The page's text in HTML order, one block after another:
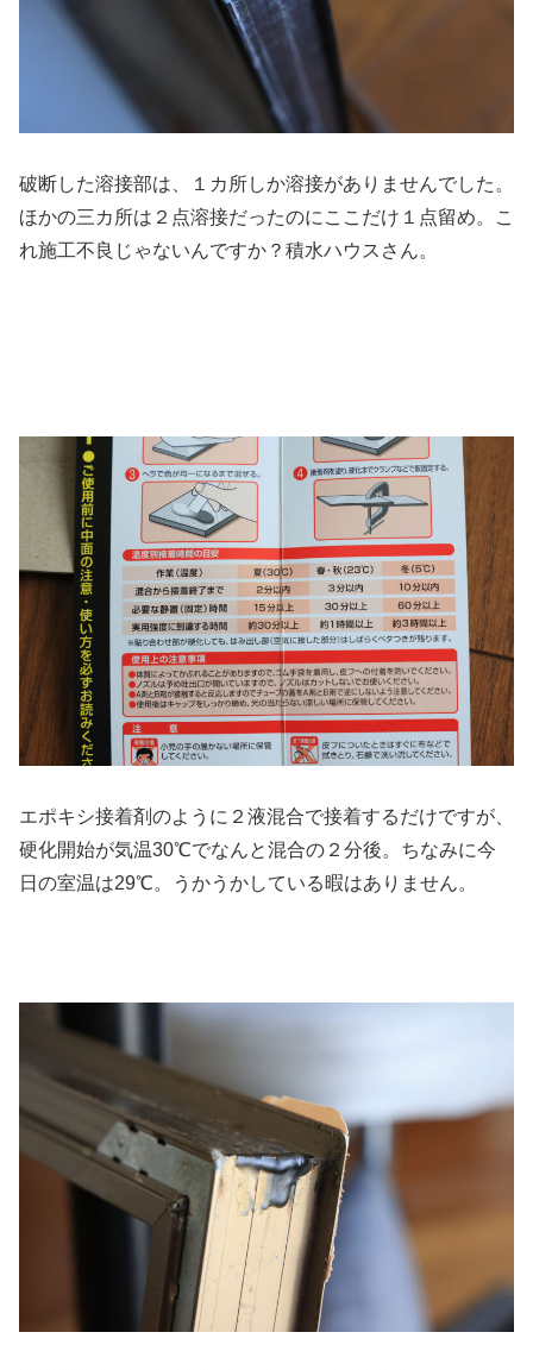
破断した溶接部は、１カ所しか溶接がありませんでした。
ほかの三カ所は２点溶接だったのにここだけ１点留め。こ
れ施工不良じゃないんですか？積水ハウスさん。
エポキシ接着剤のように２液混合で接着するだけですが、
硬化開始が気温30℃でなんと混合の２分後。ちなみに今
日の室温は29℃。うかうかしている暇はありません。